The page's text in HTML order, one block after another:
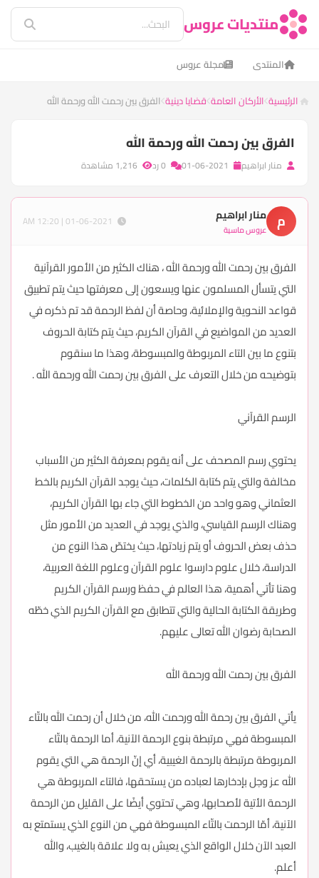
منتديات عروس
المنتدى مجلة عروس
الرئيسية الأركان العامة قضايا دينية الفرق بين رحمت الله ورحمة الله
الفرق بين رحمت الله ورحمة الله
منار ابراهيم
م منار ابراهيم
عروس ماسية
الفرق بين رحمت الله ورحمة الله ، هناك الكثير من الأمور القرآنية
التي يتسأل المسلمون عنها ويسعون إلى معرفتها حيث يتم تطبيق
قواعد النحوية والإملائية، وحاصة أن لفظ الرحمة قد تم ذكره في
العديد من المواضيع في القرآن الكريم، حيث يتم كتابة الحروف
بتنوع ما بين التاء المربوطة والمبسوطة، وهذا ما سنقوم
بتوضيحه من خلال التعرف على الفرق بين رحمت الله ورحمة الله .
الرسم القرآني
يحتوي رسم المصحف على أنه يقوم بمعرفة الكثير من الأسباب
مخالفة والتي يتم كتابة الكلمات، حيث يوجد القرآن الكريم بالخط
العثماني وهو واحد من الخطوط التي جاء بها القرآن الكريم،
وهناك الرسم القياسي، والذي يوجد في العديد من الأمور مثل
حذف بعض الحروف أو يتم زيادتها، حيث يختصّ هذا النوع من
الدراسة، خلال علوم دارسوا علوم القرآن وعلوم اللغة العربية،
وهنا تأتي أهمية، هذا العالم في حفظ ورسم القرآن الكريم
وطريقة الكتابة الحالية والتي تتطابق مع القرآن الكريم الذي خطّه
الصحابة رضوان الله تعالى عليهم.
الفرق بين رحمت الله ورحمة الله
يأتي الفرق بين رحمة الله ورحمت الله، من خلال أن رحمت الله بالتّاء
المبسوطة فهي مرتبطة بنوع الرحمة الآنية، أما الرحمة بالتّاء
المربوطة مرتبطة بالرحمة الغيبية، أي إنّ الرحمة هي التي يقوم
الله عز وجل بإدخارها لعباده من يستحقها، فالتاء المربوطة هي
الرحمة الأتية لأصحابها، وهي تحتوي أيضًا على القليل من الرحمة
الآنية، أمّا الرحمت بالتّاء المبسوطة فهي من النوع الذي يستمتع به
العبد الآن خلال الواقع الذي يعيش به ولا علاقة بالغيب، والله
أعلم.